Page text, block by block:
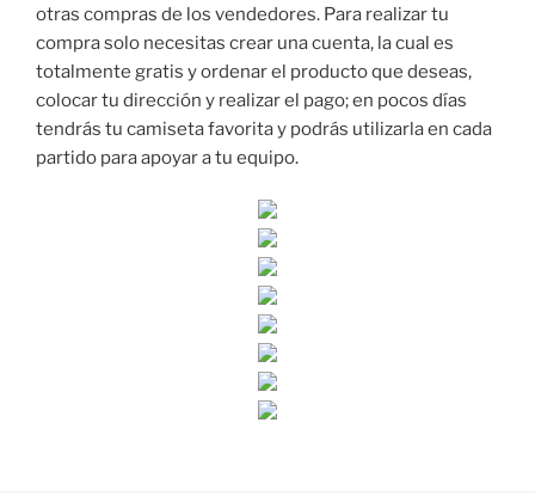
otras compras de los vendedores. Para realizar tu
compra solo necesitas crear una cuenta, la cual es
totalmente gratis y ordenar el producto que deseas,
colocar tu dirección y realizar el pago; en pocos días
tendrás tu camiseta favorita y podrás utilizarla en cada
partido para apoyar a tu equipo.